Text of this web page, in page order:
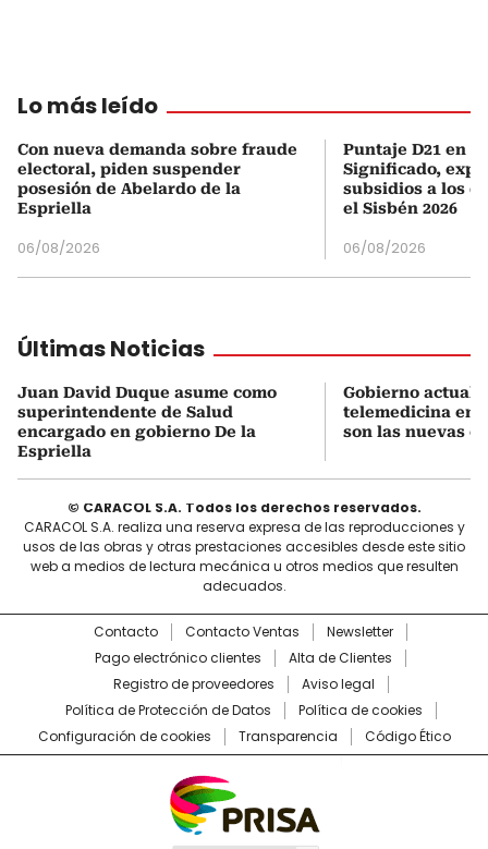
Lo más leído
Con nueva demanda sobre fraude
electoral, piden suspender
posesión de Abelardo de la
Espriella
06/08/2026
Puntaje D21 en
Significado,
subsidios a los
el Sisbén 2026
06/08/2026
Últimas Noticias
Juan David Duque asume como
superintendente de Salud
encargado en gobierno De la
Espriella
Gobierno
telemedicina en
son las nuevas
© CARACOL S.A. Todos los derechos reservados.
CARACOL S.A. realiza una reserva expresa de las reproducciones y
usos de las obras y otras prestaciones accesibles desde este sitio
web a medios de lectura mecánica u otros medios que resulten
adecuados.
Contacto Contacto Ventas
Newsletter
Pago electrónico clientes
Alta de Clientes
Registro de proveedores
Aviso legal
Política de Protección de Datos
Política de cookies
Configuración de cookies
Transparencia Código Ético